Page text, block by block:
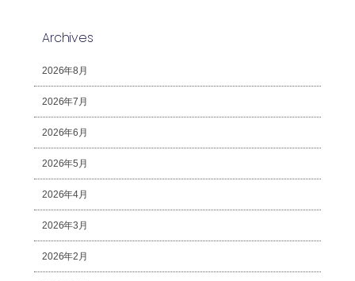
Archives
2026年8月
2026年7月
2026年6月
2026年5月
2026年4月
2026年3月
2026年2月